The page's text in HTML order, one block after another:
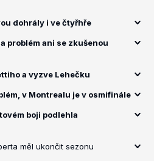
dohrály i ve čtyřhře
problém ani se zkušenou
a vyzve Lehečku
v Montrealu je v osmifinále
boji podlehla
měl ukončit sezonu